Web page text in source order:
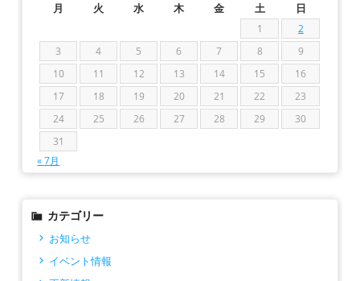
月 火 水 木 金 土 日
1
2
3
4 5 6 7 8
9
10
11 12 13 14 15
16
17
18 19 20 21 22
23
24
25 26 27 28 29
30
31
« 7月
カテゴリー
お知らせ
イベント情報